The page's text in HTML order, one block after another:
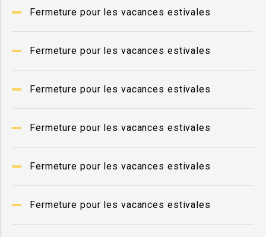
Fermeture pour les vacances estivales
Fermeture pour les vacances estivales
Fermeture pour les vacances estivales
Fermeture pour les vacances estivales
Fermeture pour les vacances estivales
Fermeture pour les vacances estivales